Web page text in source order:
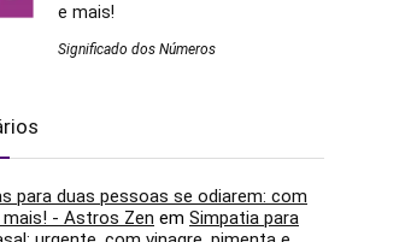
e mais!
Significado dos Números
para duas pessoas se odiarem: com
- Astros Zen em Simpatia para